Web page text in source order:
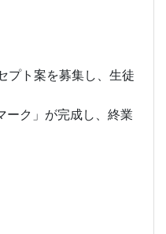
プト案を募集し、生徒
ーク」が完成し、終業